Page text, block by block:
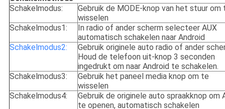
Schakelmodus:
Gebruik de MODE-knop van het stuur om
wisselen
Schakelmodus1:
In radio of ander scherm selecteer AUX
automatisch schakelen naar Android
Schakelmodus2:
Gebruik originele auto radio of ander
Houd de telefoon uit-knop 3 seconden
ingedrukt om naar Android te schakelen.
Schakelmodus3:
Gebruik het paneel media knop om te
wisselen
Schakelmodus4:
Gebruik de originele auto spraakknop om
te openen, automatisch schakelen